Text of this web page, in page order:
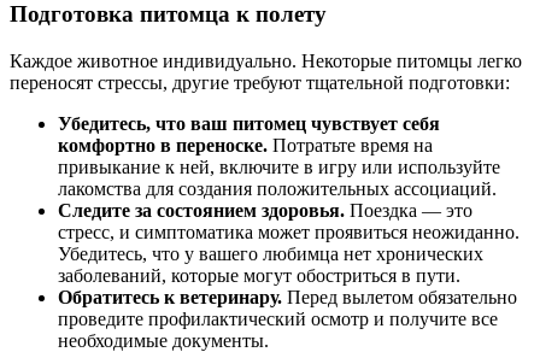
Подготовка питомца к полету
Каждое животное индивидуально. Некоторые питомцы легко
переносят стрессы, другие требуют тщательной подготовки:
Убедитесь, что ваш питомец чувствует себя
комфортно в переноске. Потратьте время на
привыкание к ней, включите в игру или используйте
лакомства для создания положительных ассоциаций.
Следите за состоянием здоровья. Поездка — это
стресс, и симптоматика может проявиться неожиданно.
Убедитесь, что у вашего любимца нет хронических
заболеваний, которые могут обостриться в пути.
Обратитесь к ветеринару. Перед вылетом обязательно
проведите профилактический осмотр и получите все
необходимые документы.